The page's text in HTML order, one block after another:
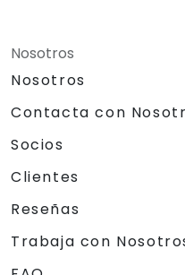
Nosotros
Nosotros
Contacta con
Socios
Clientes
Reseñas
Trabaja con